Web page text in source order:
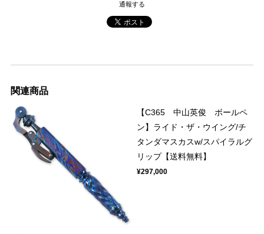
通報する
関連商品
【C365 中山英俊 ボールペ
ン】ライド・ザ・ウイング/チ
タンダマスカスw/スパイラルグ
リップ【送料無料】
¥297,000